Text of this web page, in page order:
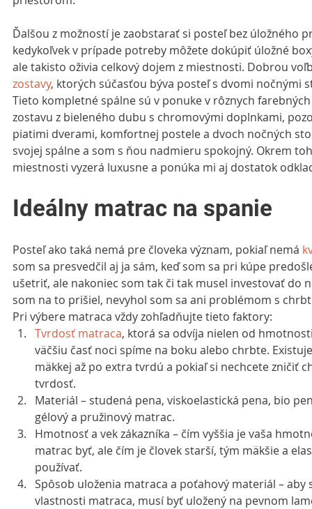
Ďalšou z možností je zaobstarať si posteľ bez úložného
kedykoľvek v prípade potreby môžete dokúpiť úložné
ale takisto oživia celkový dojem z miestnosti. Dobrou
zostavy, ktorých súčasťou býva posteľ s dvomi nočnými
Tieto kompletné spálne sú v ponuke v rôznych
zostavu z bieleného dubu s chromovými doplnkami,
piatimi dverami, komfortnej postele a dvoch nočných
svojej spálne a som s ňou nadmieru spokojný. Okrem
miestnosti vyzerá luxusne a ponúka mi aj dostatok
Ideálny matrac na spanie
Posteľ ako taká nemá pre človeka význam, pokiaľ nemá
som sa presvedčil aj ja sám, keď som sa pri kúpe
ušetriť, ale nakoniec som tak či tak musel investovať do
som na to prišiel, nevyhol som sa ani problémom s
Pri výbere matraca vždy zohľadňujte tieto faktory:
Tvrdosť matraca, ktorá sa odvíja nielen od
väčšiu časť noci spíme na boku alebo chrbte.
mäkkej až po extra tvrdú a pokiaľ si nechcete zničiť
tvrdosť.
Materiál – studená pena, viskoelastická pena, bio
gélový a pružinový matrac.
Hmotnosť a vek zákazníka – čím vyššia je vaša
matrac byť, ale čím je človek starší, tým mäkšie a
používať.
Spôsob uloženia matraca a poťahový materiál –
vlastnosti matraca, musí byť uložený na pevnom